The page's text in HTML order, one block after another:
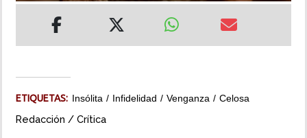
ETIQUETAS: Insólita Infidelidad Venganza Celosa
Redacción / Crítica